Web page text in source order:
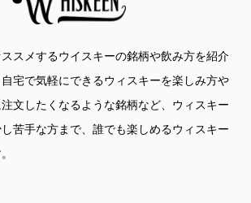
スメするウイスキーの銘柄や飲み方を紹介
宅で気軽にできるウィスキーを楽しみ方や
文したくなるような銘柄など、ウィスキー
苦手な方まで、誰でも楽しめるウィスキー